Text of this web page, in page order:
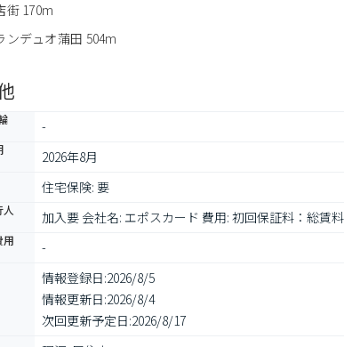
街 170m
ンデュオ蒲田 504m
-
2026年8月
住宅保険: 要
加入要 会社名: エポスカード 費用: 初回保証料：総賃
用 -
情報登録日:2026/8/5
情報更新日:2026/8/4
次回更新予定日:2026/8/17